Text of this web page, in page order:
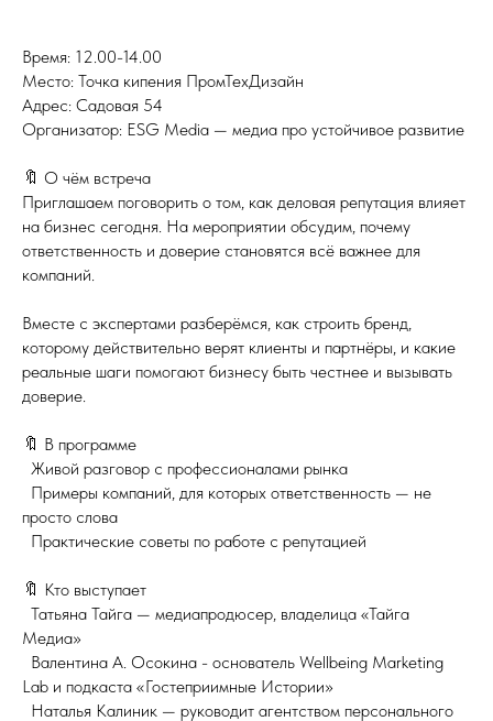
Время: 12.00-14.00
Место: Точка кипения ПромТехДизайн
Адрес: Садовая 54
Организатор: ESG Media — медиа про устойчивое развитие
🔖 О чём встреча
Приглашаем поговорить о том, как деловая репутация влияет
на бизнес сегодня. На мероприятии обсудим, почему
ответственность и доверие становятся всё важнее для
компаний.
Вместе с экспертами разберёмся, как строить бренд,
которому действительно верят клиенты и партнёры, и какие
реальные шаги помогают бизнесу быть честнее и вызывать
доверие.
🔖 В программе
Живой разговор с профессионалами рынка
Примеры компаний, для которых ответственность — не
просто слова
Практические советы по работе с репутацией
🔖 Кто выступает
Татьяна Тайга — медиапродюсер, владелица «Тайга
Медиа»
Валентина А. Осокина - основатель Wellbeing Marketing
Lab и подкаста «Гостеприимные Истории»
Наталья Калиник — руководит агентством персонального